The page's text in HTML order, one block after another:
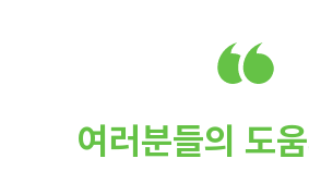
여러분들의 도